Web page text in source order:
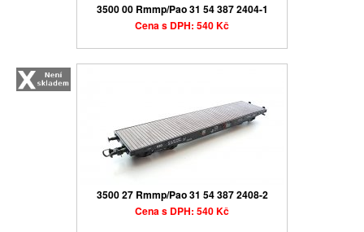
3500 00 Rmmp/Pao 31 54 387 2404-1
Cena s DPH: 540 Kč
3500 27 Rmmp/Pao 31 54 387 2408-2
Cena s DPH: 540 Kč